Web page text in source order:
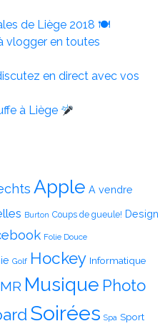
de Liège 2018 🍽
vlogger en toutes
en direct avec vos
à Liège
Apple A vendre
Burton Coups de gueule! Design
Folie Douce
Golf Hockey Informatique
MR Musique Photo
Soirées Spa Sport